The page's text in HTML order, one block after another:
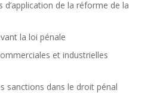
d’application de la réforme de la
la loi pénale
et industrielles
sanctions dans le droit pénal